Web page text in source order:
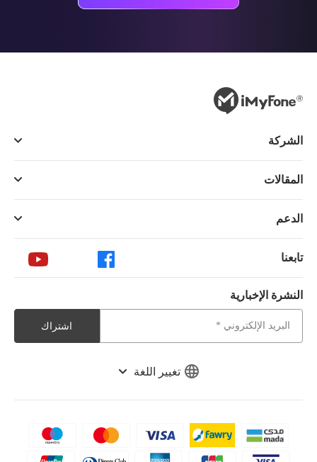
تغيير اللغة
الشركة
المقالات
الدعم
تابعنا
النشرة الإخبارية
اشتراك